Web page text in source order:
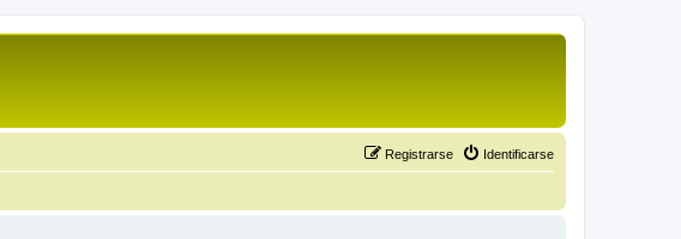
Identificarse
Registrarse